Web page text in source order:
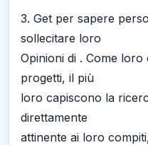
3. Get per sapere
sollecitare loro
Opinioni di . Come
progetti, il più
loro capiscono la
direttamente
attinente ai loro